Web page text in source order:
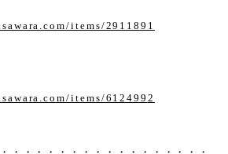
items/2911891
items/6124992